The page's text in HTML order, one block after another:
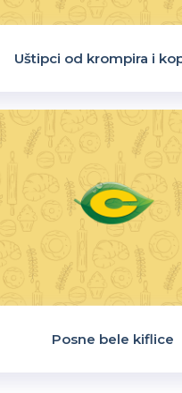
Uštipci od krompira i
Posne bele kiflice